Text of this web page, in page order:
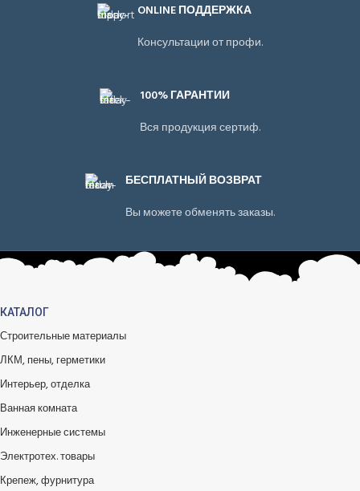
ONLINE ПОДДЕРЖКА
Консультации от профи.
100% ГАРАНТИИ
Вся продукция сертиф.
БЕСПЛАТНЫЙ ВОЗВРАТ
Вы можете обменять заказы.
КАТАЛОГ
Строительные материалы
ЛКМ, пены, герметики
Интерьер, отделка
Ванная комната
Инженерные системы
Электротех. товары
Крепеж, фурнитура